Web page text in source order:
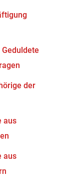
der
aus
aus